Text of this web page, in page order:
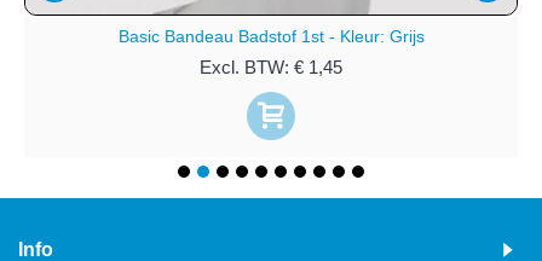
Basic Bandeau Badstof 1st - Kleur: Grijs
Excl. BTW: € 1,45
Info